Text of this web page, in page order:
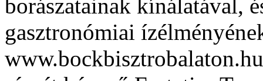
borászatainak kínálatával,
gasztronómiai